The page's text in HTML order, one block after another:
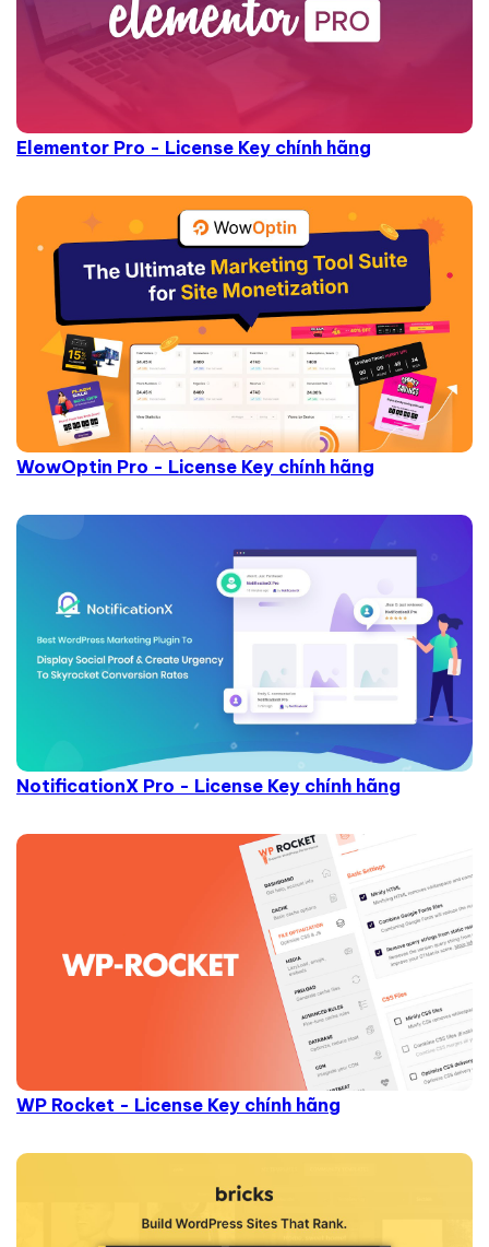
Elementor Pro - License Key chính hãng
WowOptin Pro - License Key chính hãng
NotificationX Pro - License Key chính hãng
WP Rocket - License Key chính hãng